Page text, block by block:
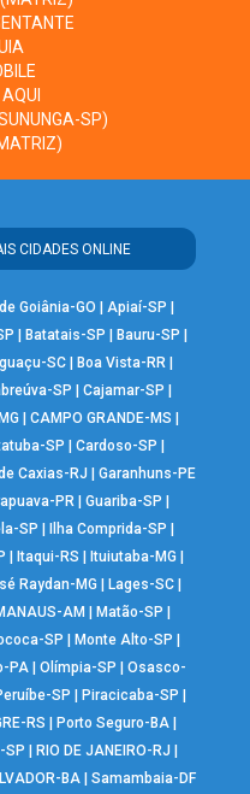
SP)
CIDADES ONLINE
Goiânia-GO Apiaí-SP
Batatais-SP Bauru-SP
SC Boa Vista-RR
SP Cajamar-SP
|CAMPO GRANDE-MS
SP Cardoso-SP
Caxias-RJ
Garanhuns-PE
PR| Guariba-SP
SP Ilha Comprida-SP
Itaqui-RS Ituiutaba-MG
Raydan-MG Lages-SC|
AM Matão-SP
SP Monte Alto-SP
PA |Olímpia-SP |Osasco-
SP Piracicaba-SP
RS Porto Seguro-BA
SP RIO DE JANEIRO-RJ
BA| Samambaia-DF